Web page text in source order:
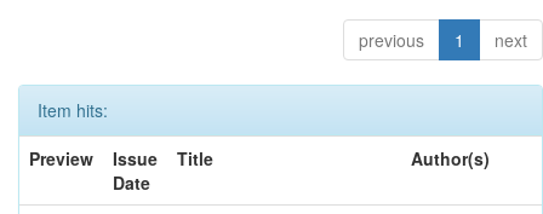
previous 1 next
Item hits:
Preview
Issue
Date
Title Author(s)